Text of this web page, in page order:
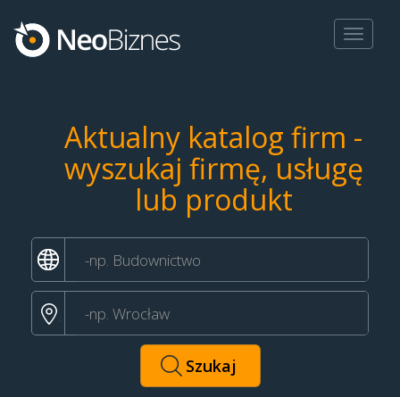
Toggle
Aktualny katalog firm -
wyszukaj firmę, usługę
lub produkt